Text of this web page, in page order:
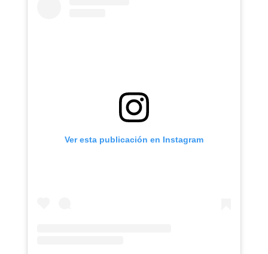
Ver esta publicación en Instagram